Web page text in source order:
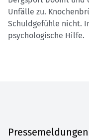
Unfälle zu.
Schuldgefühle nicht.
psychologische Hilfe.
Pressemeldungen